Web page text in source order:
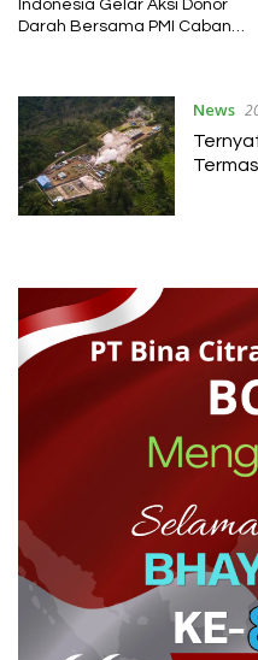
Indonesia Gelar Aksi Donor
Darah Bersama PMI Cabang
News